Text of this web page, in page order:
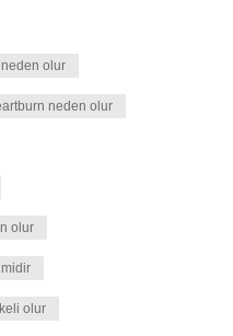
olur
neden olur
olur
olur